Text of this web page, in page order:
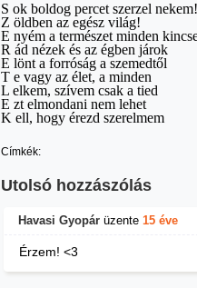
S ok boldog percet szerzel nekem!
Z öldben az egész világ!
E nyém a természet minden
R ád nézek és az égben járok
E lönt a forróság a szemedtől
T e vagy az élet, a minden
L elkem, szívem csak a tied
E zt elmondani nem lehet
K ell, hogy érezd szerelmem
Címkék:
Utolsó hozzászólás
Havasi Gyopár üzente 15 éve
Érzem! <3